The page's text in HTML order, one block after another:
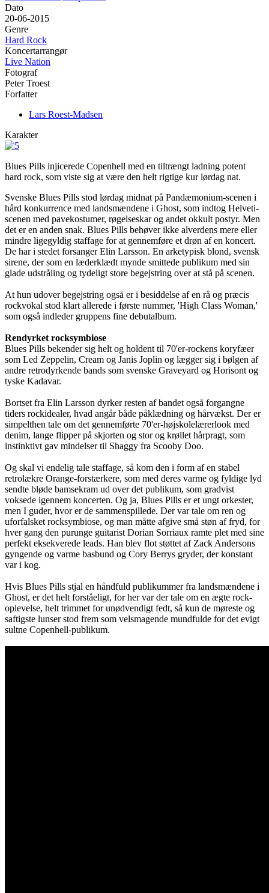
Dato
20-06-2015
Genre
Hard Rock
Koncertarrangør
Live Nation
Fotograf
Peter Troest
Forfatter
Lars Roest-Madsen
Karakter
Blues Pills injicerede Copenhell med en tiltrængt ladning potent
hard rock, som viste sig at være den helt rigtige kur lørdag nat.
Svenske Blues Pills stod lørdag midnat på Pandæmonium-scenen i
hård konkurrence med landsmændene i Ghost, som indtog Helveti-
scenen med pavekostumer, røgelseskar og andet okkult postyr. Men
det er en anden snak. Blues Pills behøver ikke alverdens mere eller
mindre ligegyldig staffage for at gennemføre et drøn af en koncert.
De har i stedet forsanger Elin Larsson. En arketypisk blond, svensk
sirene, der som en læderklædt mynde smittede publikum med sin
glade udstråling og tydeligt store begejstring over at stå på scenen.
At hun udover begejstring også er i besiddelse af en rå og præcis
rockvokal stod klart allerede i første nummer, 'High Class Woman,'
som også indleder gruppens fine debutalbum.
Rendyrket rocksymbiose
Blues Pills bekender sig helt og holdent til 70'er-rockens koryfæer
som Led Zeppelin, Cream og Janis Joplin og lægger sig i bølgen af
andre retrodyrkende bands som svenske Graveyard og Horisont og
tyske Kadavar.
Bortset fra Elin Larsson dyrker resten af bandet også forgangne
tiders rockidealer, hvad angår både påklædning og hårvækst. Der er
simpelthen tale om det gennemførte 70'er-højskolelærerlook med
denim, lange flipper på skjorten og stor og krøllet hårpragt, som
instinktivt gav mindelser til Shaggy fra Scooby Doo.
Og skal vi endelig tale staffage, så kom den i form af en stabel
retrolækre Orange-forstærkere, som med deres varme og fyldige lyd
sendte bløde bamsekram ud over det publikum, som gradvist
voksede igennem koncerten. Og ja, Blues Pills er et ungt orkester,
men I guder, hvor er de sammenspillede. Der var tale om ren og
uforfalsket rocksymbiose, og man måtte afgive små støn af fryd, for
hver gang den purunge guitarist Dorian Sorriaux ramte plet med sine
perfekt eksekverede leads. Han blev flot støttet af Zack Andersons
gyngende og varme basbund og Cory Berrys gryder, der konstant
var i kog.
Hvis Blues Pills stjal en håndfuld publikummer fra landsmændene i
Ghost, er det helt forståeligt, for her var der tale om en ægte rock-
oplevelse, helt trimmet for unødvendigt fedt, så kun de møreste og
saftigste lunser stod frem som velsmagende mundfulde for det evigt
sultne Copenhell-publikum.